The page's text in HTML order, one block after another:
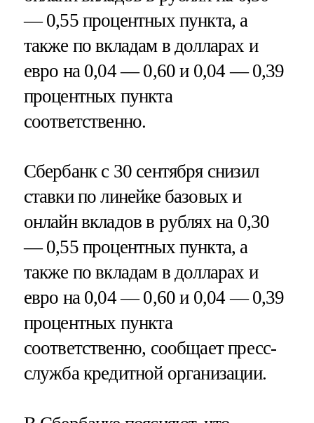
— 0,55 процентных пункта, а
также по вкладам в долларах и
евро на 0,04 — 0,60 и 0,04 — 0,39
процентных пункта
соответственно.
Сбербанк с 30 сентября снизил
ставки по линейке базовых и
онлайн вкладов в рублях на 0,30
— 0,55 процентных пункта, а
также по вкладам в долларах и
евро на 0,04 — 0,60 и 0,04 — 0,39
процентных пункта
соответственно, сообщает пресс-
служба кредитной организации.